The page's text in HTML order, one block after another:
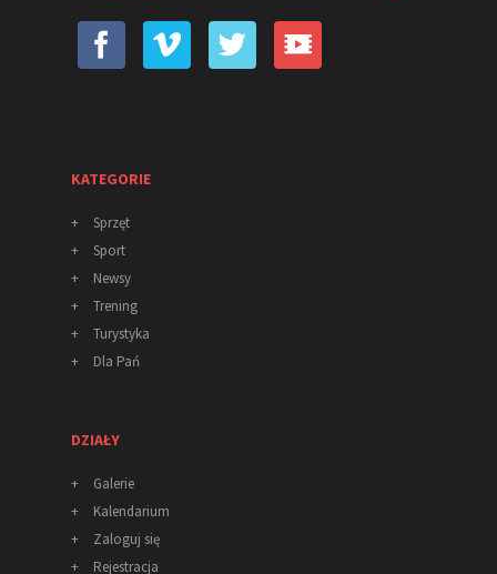
KATEGORIE
+
Sprzęt
+
Sport
+
Newsy
+
Trening
+
Turystyka
+
Dla Pań
DZIAŁY
+
Galerie
+
Kalendarium
+
Zaloguj się
+
Rejestracja